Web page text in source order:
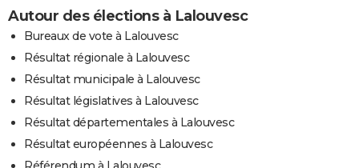
Autour des élections à Lalouvesc
Bureaux de vote à Lalouvesc
Résultat régionale à Lalouvesc
Résultat municipale à Lalouvesc
Résultat législatives à Lalouvesc
Résultat départementales à Lalouvesc
Résultat européennes à Lalouvesc